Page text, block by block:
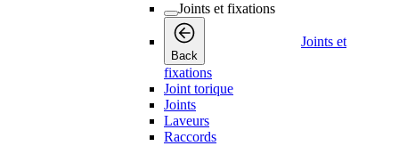
Joints et fixations
Back
Joints et
fixations
Joint torique
Joints
Laveurs
Raccords